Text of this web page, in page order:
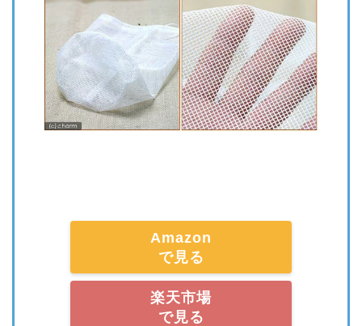
Amazon
で見る
楽天市場
で見る